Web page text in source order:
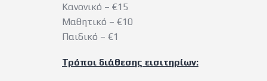
Κανονικό – €15
Μαθητικό – €10
Παιδικό – €1
Τρόποι διάθεσης εισιτηρίων: